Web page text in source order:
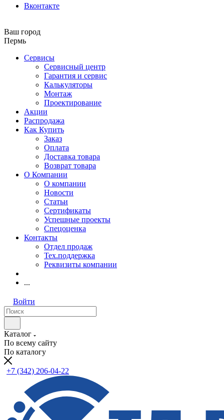
Вконтакте
Ваш город
Пермь
Сервисы
Сервисный центр
Гарантия и сервис
Калькуляторы
Монтаж
Проектирование
Акции
Распродажа
Как Купить
Заказ
Оплата
Доставка товара
Возврат товара
О Компании
О компании
Новости
Статьи
Сертификаты
Успешные проекты
Спецоценка
Контакты
Отдел продаж
Тех.поддержка
Реквизиты компании
...
Войти
Каталог
По всему сайту
По каталогу
+7 (342) 206-04-22